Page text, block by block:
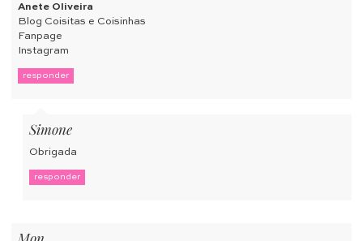
Anete Oliveira
Blog Coisitas e Coisinhas
Fanpage
Instagram
responder
Simone
Obrigada
responder